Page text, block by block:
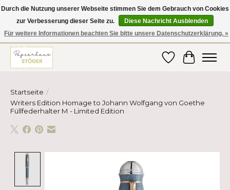
Hier finden Sie hochwertige Produkte im Bereich Schule, Büro, Papier,
Schreiben und vieles mehr! Erhalten Sie Ihre Bestellung bequem nach
Hause oder ins Büro geliefert!
Wunschzettel
Ihr
Startseite /
Writers Edition Homage to Johann Wolfgang von Goethe
Füllfederhalter M - Limited Edition
Durch die Nutzung unserer Webseite stimmen Sie dem Gebrauch von Cookies
zur Verbesserung dieser Seite zu.
Diese Nachricht Ausblenden
Für weitere Informationen beachten Sie bitte unsere Datenschutzerklärung. »